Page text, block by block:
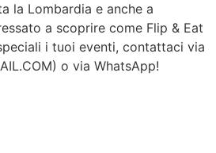
la Lombardia e anche a
a scoprire come Flip & Eat
i tuoi eventi, contattaci via
) o via WhatsApp!